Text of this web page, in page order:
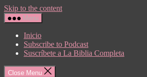
Skip to the content
Menu
Inicio
Subscribe to Podcast
Suscríbete a La Biblia Completa
Close Menu